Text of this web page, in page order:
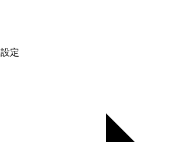
定